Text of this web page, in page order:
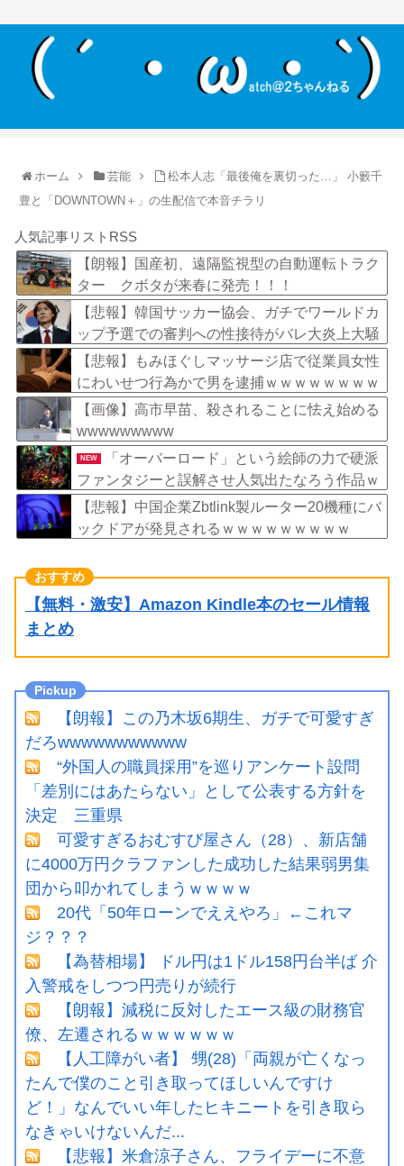
ホーム 芸能
松本人志「最後俺を裏切った…」 小籔千
豊と「DOWNTOWN＋」の生配信で本音チラリ
人気記事リストRSS
【朗報】国産初、遠隔監視型の自動運転トラク
ター クボタが来春に発売！！！
【悲報】韓国サッカー協会、ガチでワールドカ
ップ予選での審判への性接待がバレ大炎上大騒
ぎにｗｗｗｗｗｗｗｗ
【悲報】もみほぐしマッサージ店で従業員女性
にわいせつ行為かで男を逮捕ｗｗｗｗｗｗｗｗ
ｗ
【画像】高市早苗、殺されることに怯え始める
wwwwwwwww
NEW
「オーバーロード」という絵師の力で硬派
ファンタジーと誤解させ人気出たなろう作品ｗ
ｗｗｗｗｗｗｗｗ
【悲報】中国企業Zbtlink製ルーター20機種にバ
ックドアが発見されるｗｗｗｗｗｗｗｗｗ
【無料・激安】Amazon Kindle本のセール情報
まとめ
【朗報】この乃木坂6期生、ガチで可愛すぎ
だろwwwwwwwwwww
“外国人の職員採用”を巡りアンケート設問
「差別にはあたらない」として公表する方針を
決定 三重県
可愛すぎるおむすび屋さん（28）、新店舗
に4000万円クラファンした成功した結果弱男集
団から叩かれてしまうｗｗｗｗ
20代「50年ローンでええやろ」←これマ
ジ？？？
【為替相場】 ドル円は1ドル158円台半ば 介
入警戒をしつつ円売りが続行
【朗報】減税に反対したエース級の財務官
僚、左遷されるｗｗｗｗｗｗ
【人工障がい者】 甥(28)「両親が亡くなっ
たんで僕のこと引き取ってほしいんですけ
ど！」なんでいい年したヒキニートを引き取ら
なきゃいけないんだ...
【悲報】米倉涼子さん、フライデーに不意